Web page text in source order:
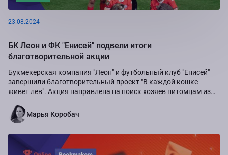
23.08.2024
БК Леон и ФК "Енисей" подвели итоги
благотворительной акции
Букмекерская компания "Леон" и футбольный клуб "Енисей"
завершили благотворительный проект "В каждой кошке
живет лев". Акция направлена на поиск хозяев питомцам из
Марья Коробач